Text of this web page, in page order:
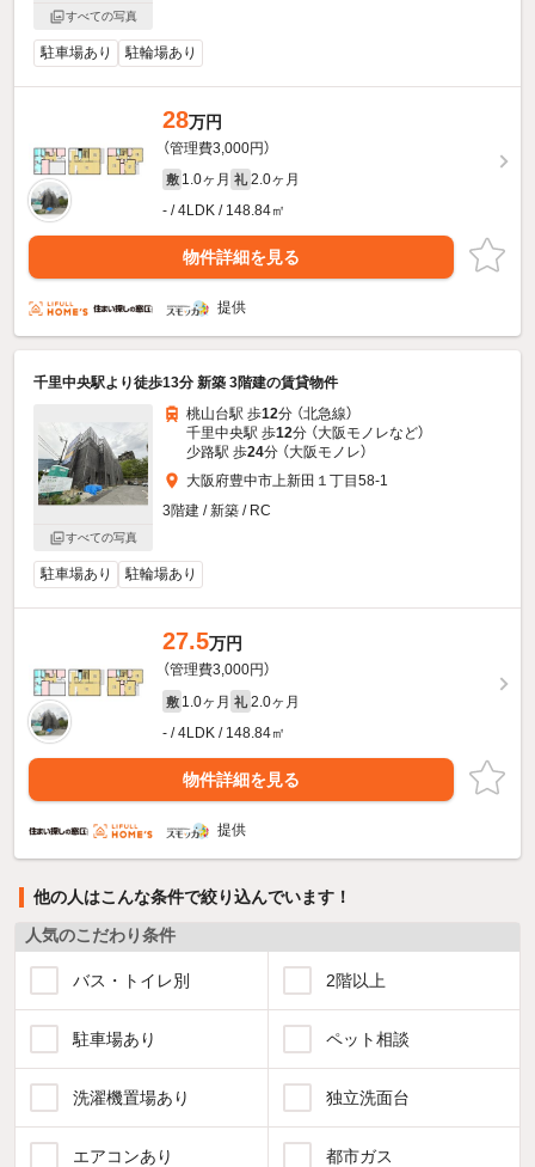
すべての写真
駐車場あり 駐輪場あり
28万円
（管理費3,000円）
敷 1.0ヶ月 礼 2.0ヶ月
- / 4LDK / 148.84㎡
物件詳細を見る
提供
千里中央駅より徒歩13分 新築 3階建の賃貸物件
すべての写真
桃山台駅 歩12分 （北急線）
千里中央駅 歩12分 （大阪モノレなど）
少路駅 歩24分 （大阪モノレ）
大阪府豊中市上新田１丁目58-1
3階建 / 新築 / RC
駐車場あり 駐輪場あり
27.5万円
（管理費3,000円）
敷 1.0ヶ月 礼 2.0ヶ月
- / 4LDK / 148.84㎡
物件詳細を見る
提供
他の人はこんな条件で絞り込んでいます！
人気のこだわり条件
バス・トイレ別 2階以上
駐車場あり ペット相談
洗濯機置場あり 独立洗面台
エアコンあり 都市ガス